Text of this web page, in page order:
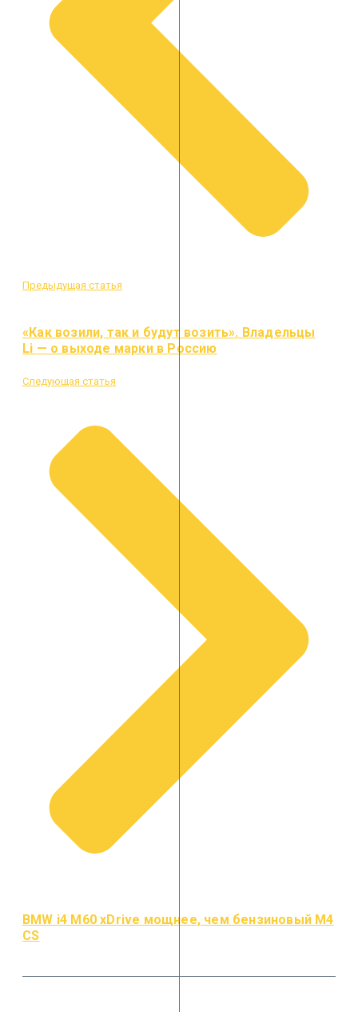
Предыдущая статья
«Как возили, так и будут возить». Владельцы
Li — о выходе марки в Россию
Следующая статья
BMW i4 M60 xDrive мощнее, чем бензиновый M4
CS